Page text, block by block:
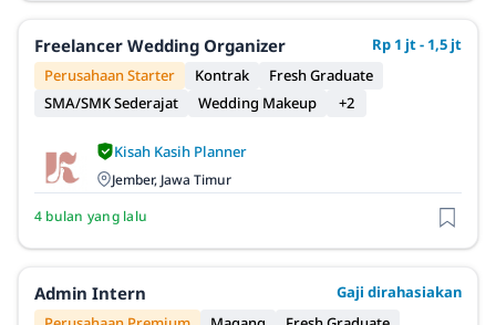
Freelancer Wedding Organizer
Rp 1 jt - 1,5 jt
Perusahaan Starter
Kontrak
Fresh Graduate
SMA/SMK Sederajat
Wedding Makeup +2
Kisah Kasih Planner
Jember, Jawa Timur
4 bulan yang lalu
Admin Intern
Gaji dirahasiakan